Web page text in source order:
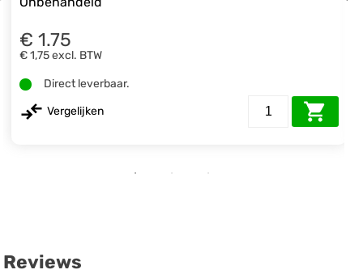
€ 1.75
€ 1,75excl. BTW
Direct leverbaar.
Vergelijken
Reviews